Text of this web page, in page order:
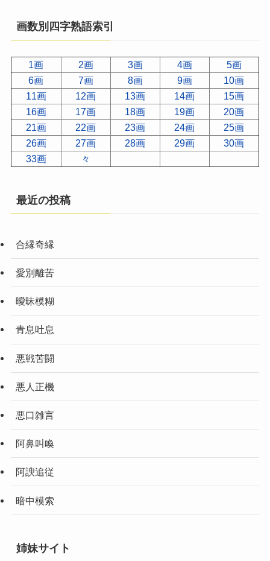
画数別四字熟語索引
1画 2画 3画 4画
5画
6画
7画 8画 9画
10画
11画
12画 13画 14画
15画
16画
17画 18画 19画
20画
21画
22画 23画 24画
25画
26画
27画 28画 29画
30画
33画
々
最近の投稿
合縁奇縁
愛別離苦
曖昧模糊
青息吐息
悪戦苦闘
悪人正機
悪口雑言
阿鼻叫喚
阿諛追従
暗中模索
姉妹サイト